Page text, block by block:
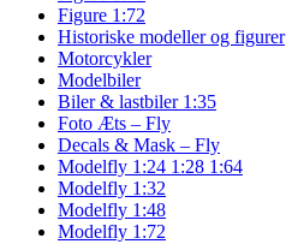
Figure 1:72
Historiske modeller og figurer
Motorcykler
Modelbiler
Biler & lastbiler 1:35
Foto Æts – Fly
Decals & Mask – Fly
Modelfly 1:24 1:28 1:64
Modelfly 1:32
Modelfly 1:48
Modelfly 1:72